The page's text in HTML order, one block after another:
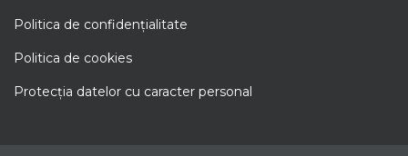
Politica de confidenţialitate
Politica de cookies
Protecţia datelor cu caracter personal